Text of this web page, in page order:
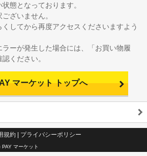
態となっております。
ざいません。
してから再度アクセスくださいますよう
ラーが発生した場合には、「お買い物履
ください。
マーケット トップへ
規約| プライバシーポリシー
マーケット